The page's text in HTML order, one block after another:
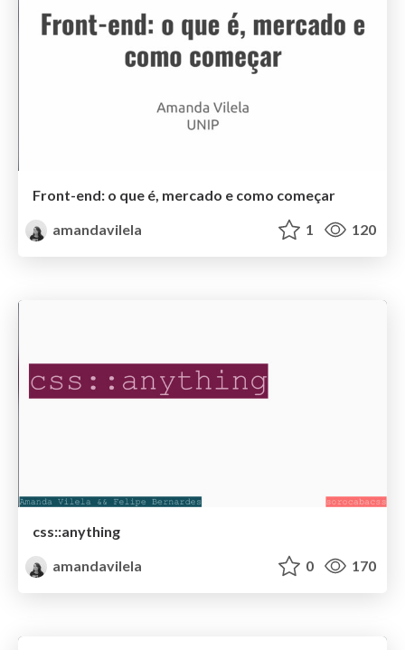
Front-end: o que é, mercado e como começar
amandavilela
1 120
css::anything
amandavilela
0 170